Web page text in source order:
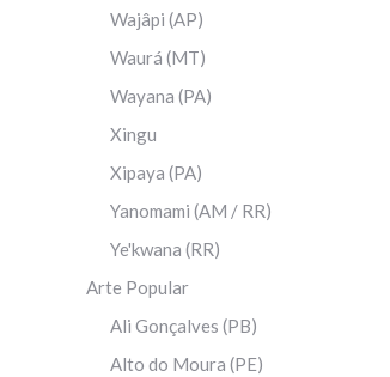
Wajâpi (AP)
Waurá (MT)
Wayana (PA)
Xingu
Xipaya (PA)
Yanomami (AM / RR)
Ye'kwana (RR)
Arte Popular
Ali Gonçalves (PB)
Alto do Moura (PE)